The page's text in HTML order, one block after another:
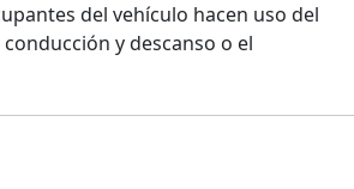
del vehículo hacen uso del
y descanso o el